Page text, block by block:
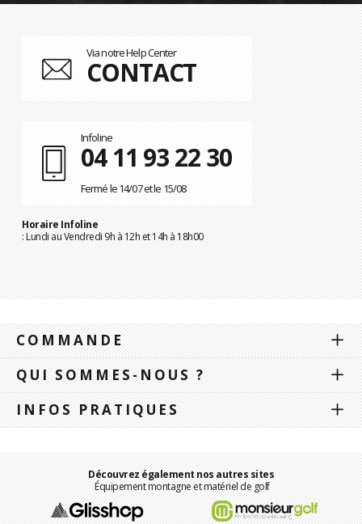
Via notre Help Center
CONTACT
Infoline
04 11 93 22 30
Fermé le 14/07 et le 15/08
Horaire Infoline
: Lundi au Vendredi 9h à 12h et 14h à 18h00
COMMANDE
QUI SOMMES-NOUS ?
INFOS PRATIQUES
Découvrez également nos autres sites
Équipement montagne et matériel de golf